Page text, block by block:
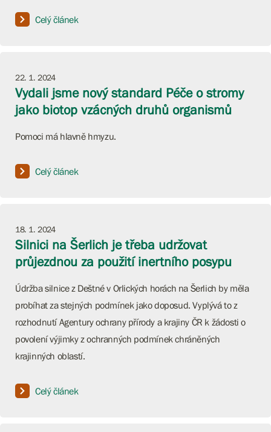
Celý článek
22. 1. 2024
Vydali jsme nový standard Péče o stromy
jako biotop vzácných druhů organismů
Pomoci má hlavně hmyzu.
Celý článek
18. 1. 2024
Silnici na Šerlich je třeba udržovat
průjezdnou za použití inertního posypu
Údržba silnice z Deštné v Orlických horách na Šerlich by měla
probíhat za stejných podmínek jako doposud. Vyplývá to z
rozhodnutí Agentury ochrany přírody a krajiny ČR k žádosti o
povolení výjimky z ochranných podmínek chráněných
krajinných oblastí.
Celý článek